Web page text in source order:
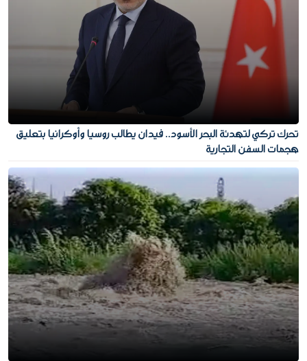
تحرك تركي لتهدئة البحر الأسود.. فيدان يطالب روسيا وأوكرانيا بتعليق
هجمات السفن التجارية